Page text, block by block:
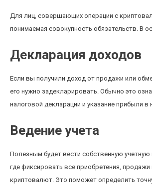
Для лиц, совершающих операции с
понимаемая совокупность обязательств. В
Декларация доходов
Если вы получили доход от продажи или
его нужно задекларировать. Обычно это
налоговой декларации и указание прибыли в
Ведение учета
Полезным будет вести собственную учетную
где фиксировать все приобретения,
криптовалют. Это поможет определить